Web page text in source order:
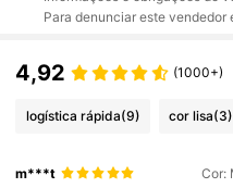
Para denunciar este vendedor
4,92 (1000+)
logística rápida(9) cor lisa(3)
m***t Cor: